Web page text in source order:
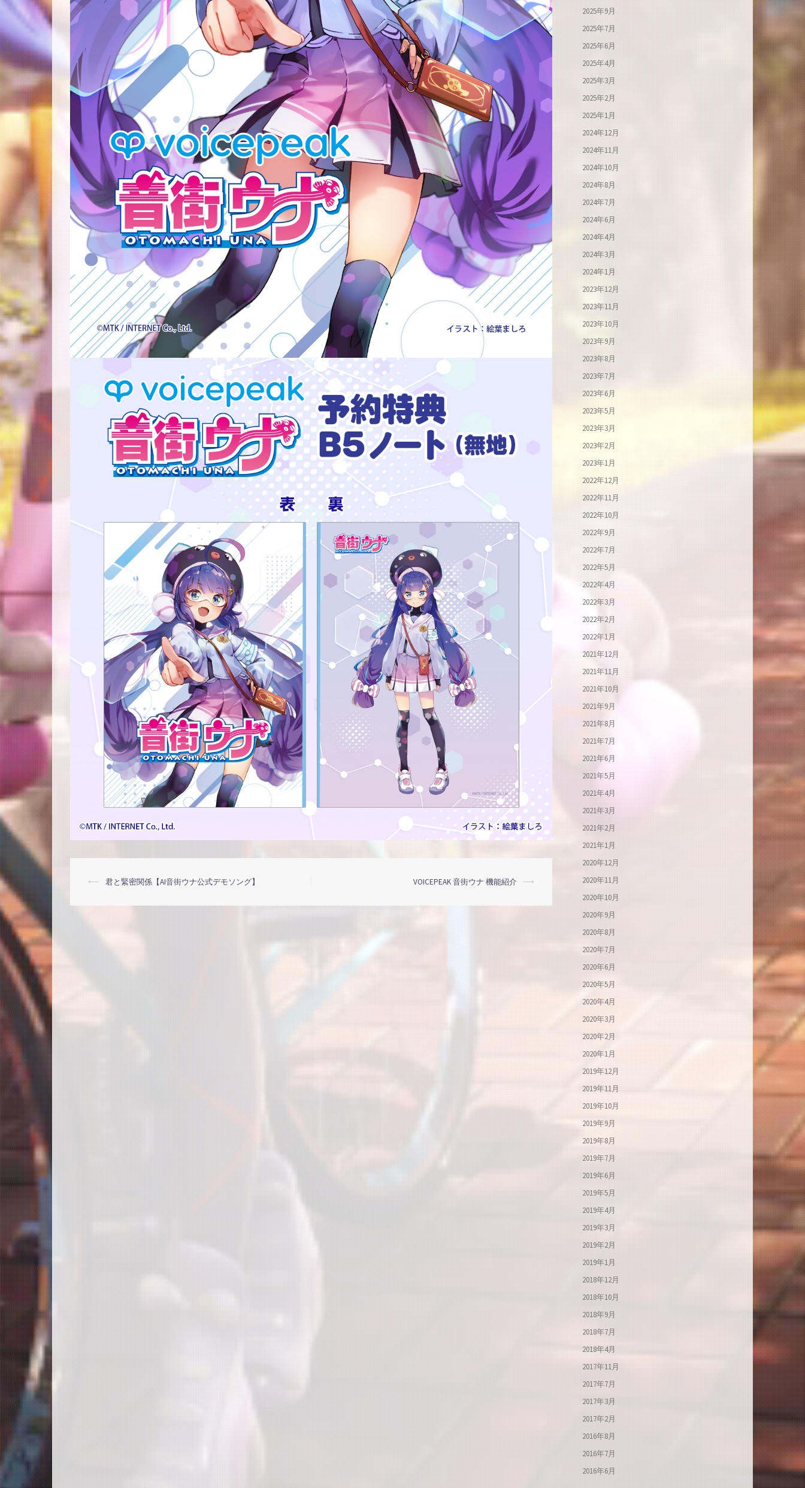
投
稿
ナ
ビ
ゲ
ー
シ
ョ
ン
⟵ 君と緊密関係【AI音街ウナ公式デモソング】 VOICEPEAK 音街ウナ 機能紹介 ⟶
2025年9月
2025年7月
2025年6月
2025年4月
2025年3月
2025年2月
2025年1月
2024年12月
2024年11月
2024年10月
2024年8月
2024年7月
2024年6月
2024年4月
2024年3月
2024年1月
2023年12月
2023年11月
2023年10月
2023年9月
2023年8月
2023年7月
2023年6月
2023年5月
2023年3月
2023年2月
2023年1月
2022年12月
2022年11月
2022年10月
2022年9月
2022年7月
2022年5月
2022年4月
2022年3月
2022年2月
2022年1月
2021年12月
2021年11月
2021年10月
2021年9月
2021年8月
2021年7月
2021年6月
2021年5月
2021年4月
2021年3月
2021年2月
2021年1月
2020年12月
2020年11月
2020年10月
2020年9月
2020年8月
2020年7月
2020年6月
2020年5月
2020年4月
2020年3月
2020年2月
2020年1月
2019年12月
2019年11月
2019年10月
2019年9月
2019年8月
2019年7月
2019年6月
2019年5月
2019年4月
2019年3月
2019年2月
2019年1月
2018年12月
2018年10月
2018年9月
2018年7月
2018年4月
2017年11月
2017年7月
2017年3月
2017年2月
2016年8月
2016年7月
2016年6月